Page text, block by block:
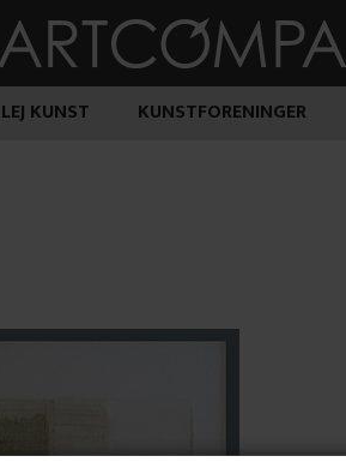
LEJ KUNST KUNSTFORENINGER